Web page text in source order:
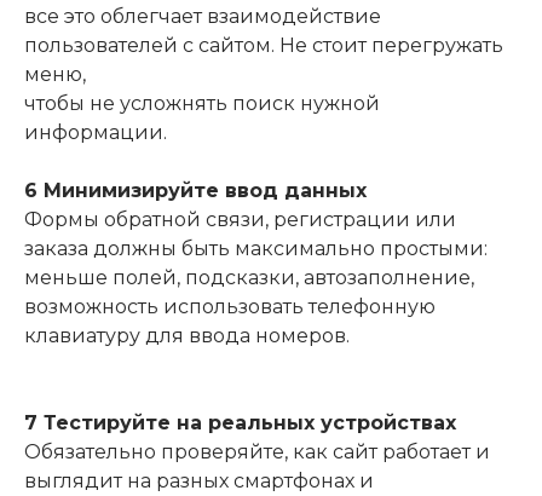
все это облегчает взаимодействие
пользователей с сайтом. Не стоит перегружать
меню,
чтобы не усложнять поиск нужной
информации.
6 Минимизируйте ввод данных
Формы обратной связи, регистрации или
заказа должны быть максимально простыми:
меньше полей, подсказки, автозаполнение,
возможность использовать телефонную
клавиатуру для ввода номеров.
7 Тестируйте на реальных устройствах
Обязательно проверяйте, как сайт работает и
выглядит на разных смартфонах и